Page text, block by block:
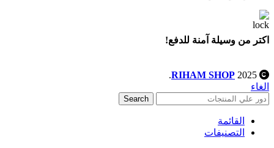
اكتر من وسيلة آمنة للدفع!
RIHAM SHOP
.
الغاء
Search
القائمة
التصنيفات